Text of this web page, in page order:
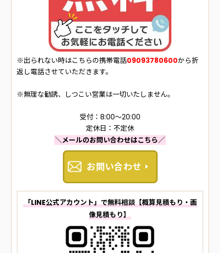
※出られない時はこちらの携帯電話09093780600から折
返し電話させていただきます。
※無理な勧誘、しつこい営業は一切いたしません。
受付：8:00～20:00
定休日：不定休
＼メールのお問い合わせはこちら／
お問い合わせ
「LINE公式アカウント」で無料相談【概算見積もり・画
像見積もり】